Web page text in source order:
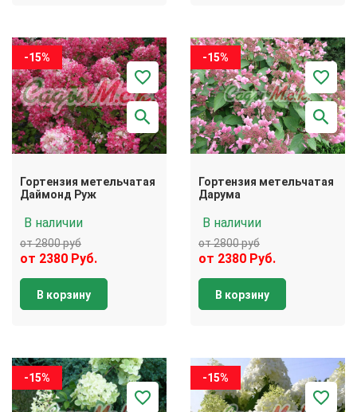
-15%
Гортензия метельчатая
Даймонд Руж
В наличии
от 2800 руб
от 2380 Руб.
В корзину
-15%
Гортензия метельчатая
Дарума
В наличии
от 2800 руб
от 2380 Руб.
В корзину
-15% -15%